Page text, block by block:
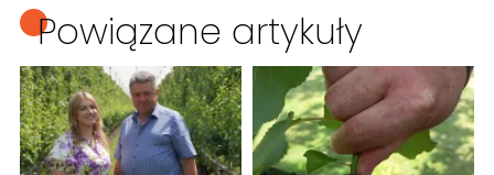
Powiązane artykuły